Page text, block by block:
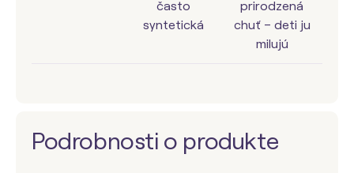
často
syntetická
prirodzená
chuť – deti ju
milujú
Podrobnosti o produkte